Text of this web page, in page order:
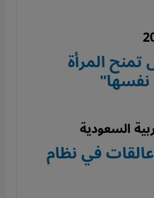
المرأة
نفسها"
السعودية
في نظام